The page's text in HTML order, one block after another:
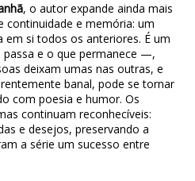
, o autor expande ainda mais
continuidade e memória: um
em si todos os anteriores. É um
e o que permanece —,
deixam umas nas outras, e
banal, pode se tornar
com poesia e humor. Os
continuam reconhecíveis:
e desejos, preservando a
a série um sucesso entre